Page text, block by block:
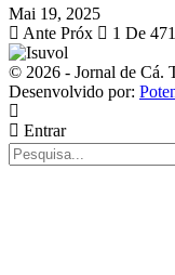
Mai 19, 2025
Ante Próx 1 De 471
© 2026 - Jornal de Cá.
Desenvolvido por:
Entrar